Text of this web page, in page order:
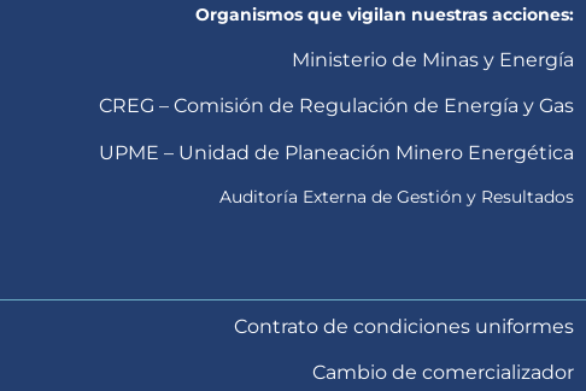
Organismos que vigilan nuestras acciones:
Ministerio de Minas y Energía
CREG – Comisión de Regulación de Energía y Gas
UPME – Unidad de Planeación Minero Energética
Auditoría Externa de Gestión y Resultados
Contrato de condiciones uniformes
Cambio de comercializador